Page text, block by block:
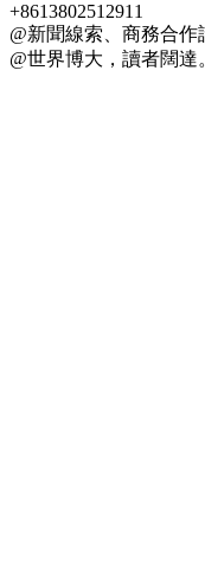
+8613802512911
@新聞線索、商務合作
@世界博大，讀者闊達